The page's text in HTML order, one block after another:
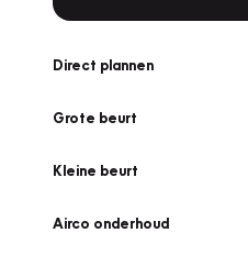
Direct plannen
Grote beurt
Kleine beurt
Airco onderhoud